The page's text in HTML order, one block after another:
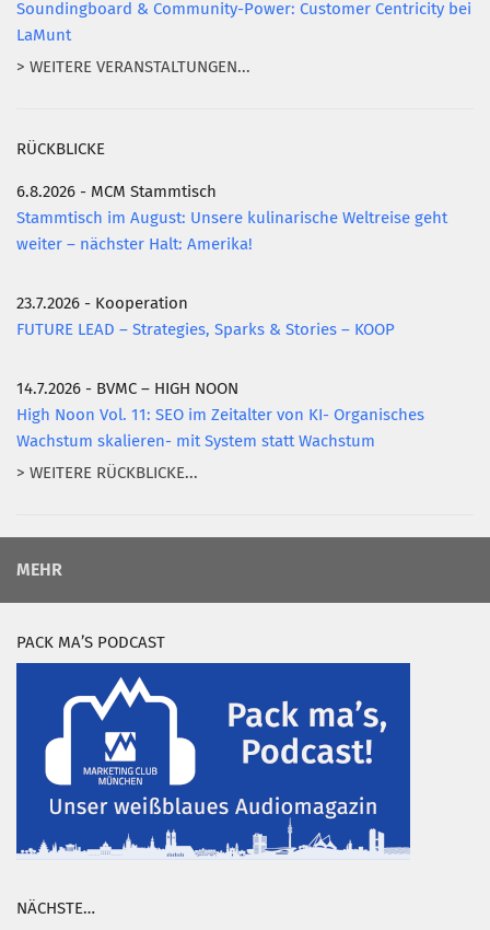
Soundingboard & Community-Power: Customer Centricity bei
LaMunt
> WEITERE VERANSTALTUNGEN...
RÜCKBLICKE
6.8.2026 - MCM Stammtisch
Stammtisch im August: Unsere kulinarische Weltreise geht
weiter – nächster Halt: Amerika!
23.7.2026 - Kooperation
FUTURE LEAD – Strategies, Sparks & Stories – KOOP
14.7.2026 - BVMC – HIGH NOON
High Noon Vol. 11: SEO im Zeitalter von KI- Organisches
Wachstum skalieren- mit System statt Wachstum
> WEITERE RÜCKBLICKE...
MEHR
PACK MA’S PODCAST
NÄCHSTE…